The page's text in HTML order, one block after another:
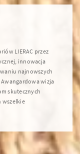
LIERAC przez
innowacja
najnowszych
wizja
skutecznych
wszelkie